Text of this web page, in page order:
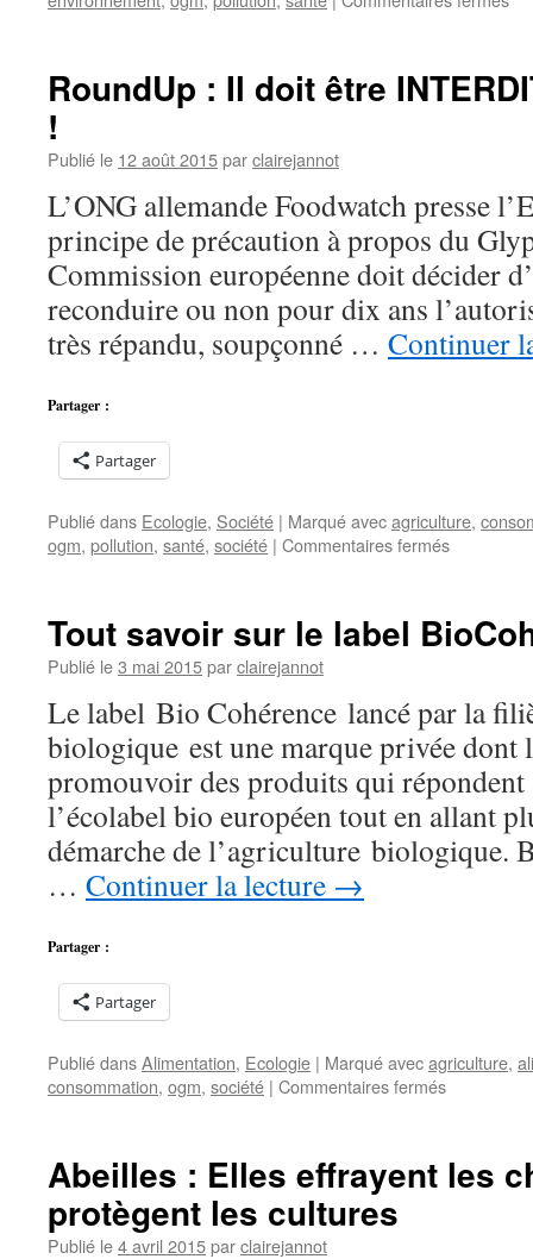
?
RoundUp : Il doit être
!
Publié le 12 août 2015parclairejannot
L’ONG allemande Foodwatch presse
principe de précaution à propos du
Commission européenne doit décider
reconduire ou non pour dix ans
très répandu, soupçonné … Continuer
Partager :
Partager
Publié dans Ecologie, Société | Marqué avecagriculture,
ogm, pollution, santé, société | Commentaires ferméssur
doit
et
c’est
tout
!
Tout savoir sur le label
Publié le3 mai 2015parclairejannot
Le label Bio Cohérence lancé par la
biologique est une marque privée dont
promouvoir des produits qui répondent
l’écolabel bio européen tout en allant
démarche de l’agriculture biologique.
… Continuer la lecture →
Partager :
Partager
Publié dansAlimentation, Ecologie | Marqué avecagriculture,
consommation, ogm, société | Commentaires ferméssur
le
Abeilles : Elles effrayent les
protègent les cultures
Publié le4 avril 2015parclairejannot